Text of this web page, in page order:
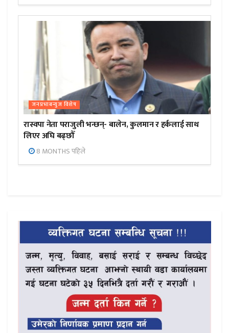
जनप्रभाबन्युज विशेष
रास्वपा नेता पराजुली भन्छन्- बालेन, कुलमान र हर्कलाई साथ
लिएर अघि बढ्छौँ
8 MONTHS पहिले